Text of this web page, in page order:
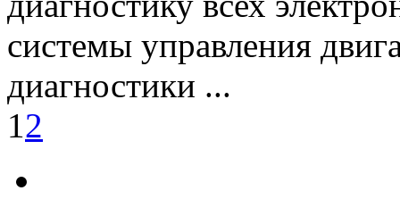
системы управления
диагностики ...
12